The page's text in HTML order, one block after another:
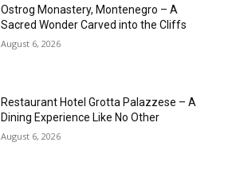
Ostrog Monastery, Montenegro – A
Sacred Wonder Carved into the Cliffs
August 6, 2026
Restaurant Hotel Grotta Palazzese – A
Dining Experience Like No Other
August 6, 2026